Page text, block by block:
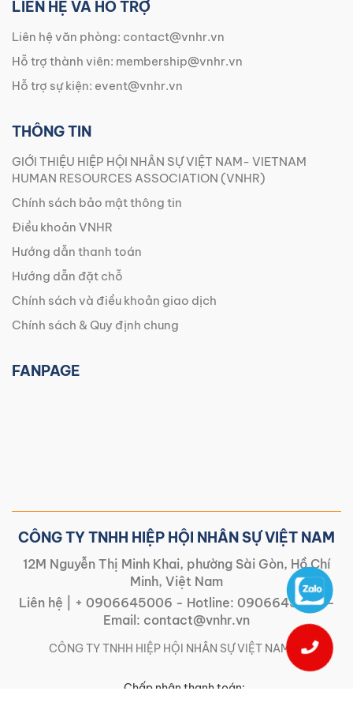
LIÊN HỆ VÀ HỖ TRỢ
Liên hệ văn phòng: contact@vnhr.vn
Hỗ trợ thành viên: membership@vnhr.vn
Hỗ trợ sự kiện: event@vnhr.vn
THÔNG TIN
GIỚI THIỆU HIỆP HỘI NHÂN SỰ VIỆT NAM- VIETNAM
HUMAN RESOURCES ASSOCIATION (VNHR)
Chính sách bảo mật thông tin
Điều khoản VNHR
Hướng dẫn thanh toán
Hướng dẫn đặt chỗ
Chính sách và điều khoản giao dịch
Chính sách & Quy định chung
FANPAGE
CÔNG TY TNHH HIỆP HỘI NHÂN SỰ VIỆT NAM
12M Nguyễn Thị Minh Khai, phường Sài Gòn, Hồ Chí
Minh, Việt Nam
Liên hệ |
+ 0906645006 - Hotline: 0906645006-
Email: contact@vnhr.vn
CÔNG TY TNHH HIỆP HỘI NHÂN SỰ VIỆT NAM | |
Chấp nhận thanh toán: